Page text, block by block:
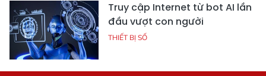
Truy cập Internet từ bot AI lần
đầu vượt con người
THIẾT BỊ SỐ